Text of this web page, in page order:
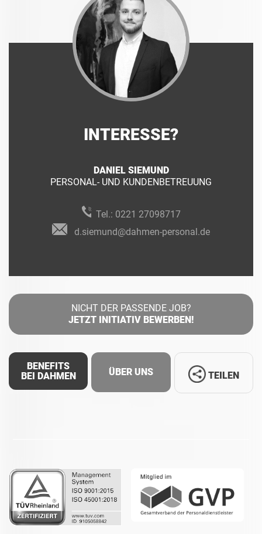
INTERESSE?
DANIEL SIEMUND
PERSONAL- UND KUNDENBETREUUNG
Tel.: 0221 27098717
d.siemund@dahmen-personal.de
NICHT DER PASSENDE JOB?
JETZT INITIATIV BEWERBEN!
BENEFITS
BEI DAHMEN
ÜBER UNS
Whatsapp
TEILEN